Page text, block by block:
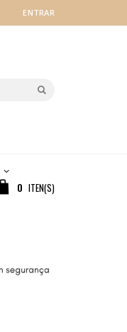
ENTRAR
0 ITEN(S)